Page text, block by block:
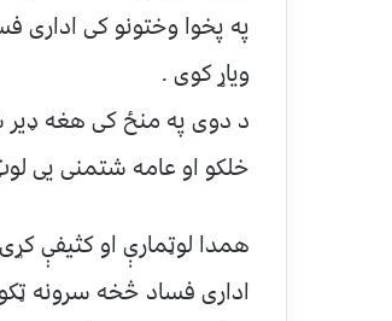
په پخوا وختونو کی اداری
ویاړ کوی .
د دوی په منځ کی هغه ډیر
خلکو او عامه شتمنی یی
همدا لوټمارې او کثیفې
اداری فساد څخه سرونه